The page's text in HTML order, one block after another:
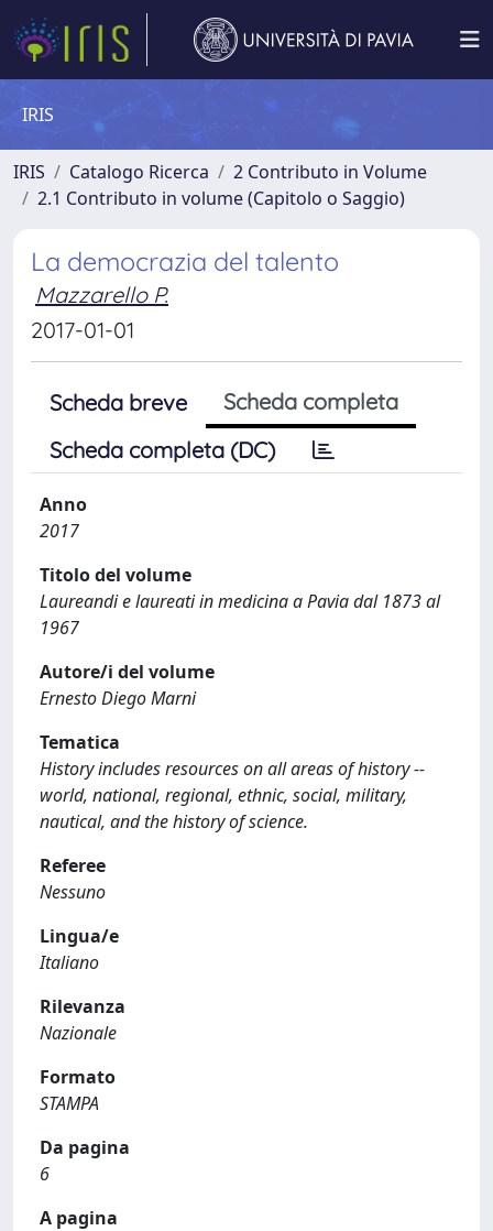
IRIS
IRIS Catalogo Ricerca
2 Contributo in Volume
2.1 Contributo in volume (Capitolo o Saggio)
La democrazia del talento
Mazzarello P.
2017-01-01
Scheda breve
Scheda completa
Scheda completa (DC)
Anno
2017
Titolo del volume
Laureandi e laureati in medicina a Pavia dal 1873 al
1967
Autore/i del volume
Ernesto Diego Marni
Tematica
History includes resources on all areas of history --
world, national, regional, ethnic, social, military,
nautical, and the history of science.
Referee
Nessuno
Lingua/e
Italiano
Rilevanza
Nazionale
Formato
STAMPA
Da pagina
6
A pagina